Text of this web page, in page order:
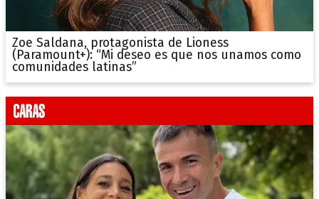
Zoe Saldana, protagonista de Lioness
(Paramount+): “Mi deseo es que nos unamos como
comunidades latinas”